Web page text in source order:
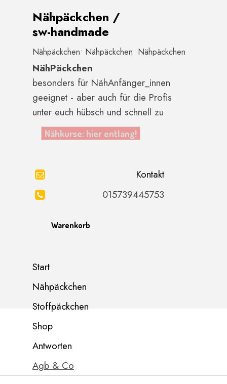
Nähpäckchen /
sw-handmade
Kontakt
Nähpäckchen• Nähpäckchen• Nähpäckchen
015739445753
NähPäckchen
besonders für NähAnfänger_innen
geeignet - aber auch für die Profis
unter euch hübsch und schnell zu
nähen:)
Warenkorb
Nähkurse: hier entlang!
Start
Nähpäckchen
Stoffpäckchen
Shop
Antworten
Agb & Co